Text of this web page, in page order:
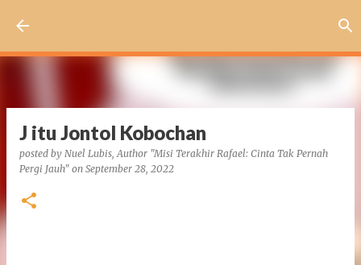
J itu Jontol Kobochan
posted by Nuel Lubis, Author "Misi Terakhir Rafael: Cinta Tak Pernah
Pergi Jauh" on September 28, 2022